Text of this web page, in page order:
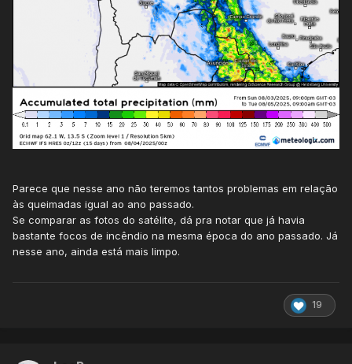
Parece que nesse ano não teremos tantos problemas em relação
às queimadas igual ao ano passado.
Se comparar as fotos do satélite, dá pra notar que já havia
bastante focos de incêndio na mesma época do ano passado. Já
nesse ano, ainda está mais limpo.
19